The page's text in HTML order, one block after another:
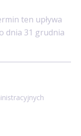
ten upływa
dnia 31 grudnia